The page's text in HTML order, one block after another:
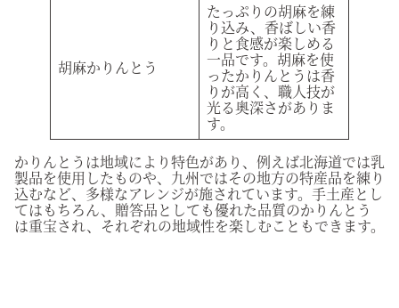
胡麻かりんとう
たっぷりの胡麻を練
り込み、香ばしい香
りと食感が楽しめる
一品です。胡麻を使
ったかりんとうは香
りが高く、職人技が
光る奥深さがありま
す。
かりんとうは地域により特色があり、例えば北海道では乳
製品を使用したものや、九州ではその地方の特産品を練り
込むなど、多様なアレンジが施されています。手土産とし
てはもちろん、贈答品としても優れた品質のかりんとう
は重宝され、それぞれの地域性を楽しむこともできます。